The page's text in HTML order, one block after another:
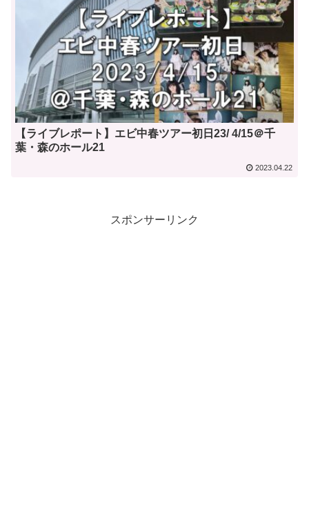
【ライブレポート】エビ中春ツアー初日23/ 4/15＠千
葉・森のホール21
2023.04.22
スポンサーリンク